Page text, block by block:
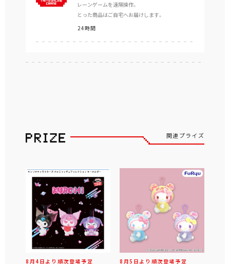
レーンゲームを遠隔操作。
とった商品はご自宅へお届けします。
24時間
関連プライズ
8月4日より順次登場予定 8月5日より順次登場予定